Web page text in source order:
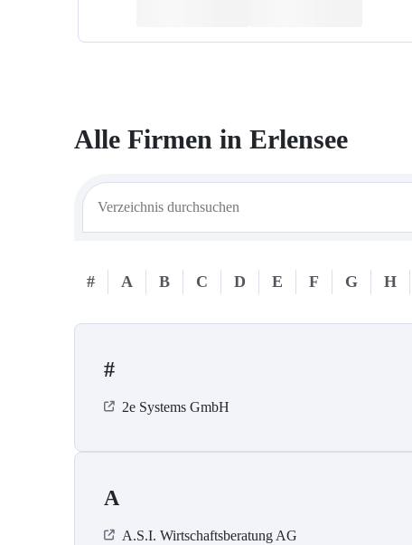
Alle Firmen in Erlensee
# A B C D E F G H
#
2e Systems GmbH
A
A.S.I. Wirtschaftsberatung AG